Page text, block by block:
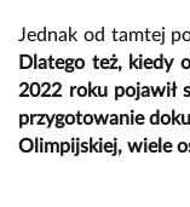
Jednak od tamtej
Dlatego też, kiedy
2022 roku pojawił
przygotowanie
Olimpijskiej, wiele